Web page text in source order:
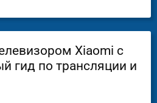
Xiaomi с
гид по трансляции и